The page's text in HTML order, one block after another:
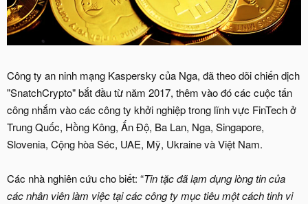
Công ty an ninh mạng Kaspersky của Nga, đã theo dõi chiến dịch
"SnatchCrypto" bắt đầu từ năm 2017, thêm vào đó các cuộc tấn
công nhắm vào các công ty khởi nghiệp trong lĩnh vực FinTech ở
Trung Quốc, Hồng Kông, Ấn Độ, Ba Lan, Nga, Singapore,
Slovenia, Cộng hòa Séc, UAE, Mỹ, Ukraine và Việt Nam.
Các nhà nghiên cứu cho biết: “Tin tặc đã lạm dụng lòng tin của
các nhân viên làm việc tại các công ty mục tiêu một cách tinh vi